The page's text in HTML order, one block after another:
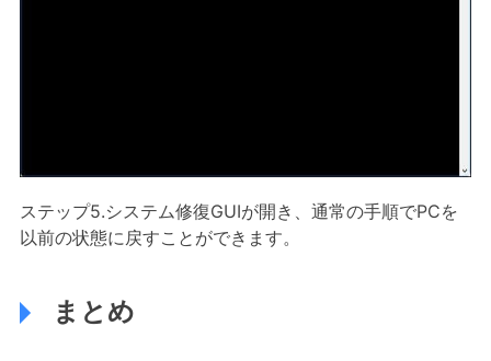
ステップ5.システム修復GUIが開き、通常の手順でPCを
以前の状態に戻すことができます。
まとめ